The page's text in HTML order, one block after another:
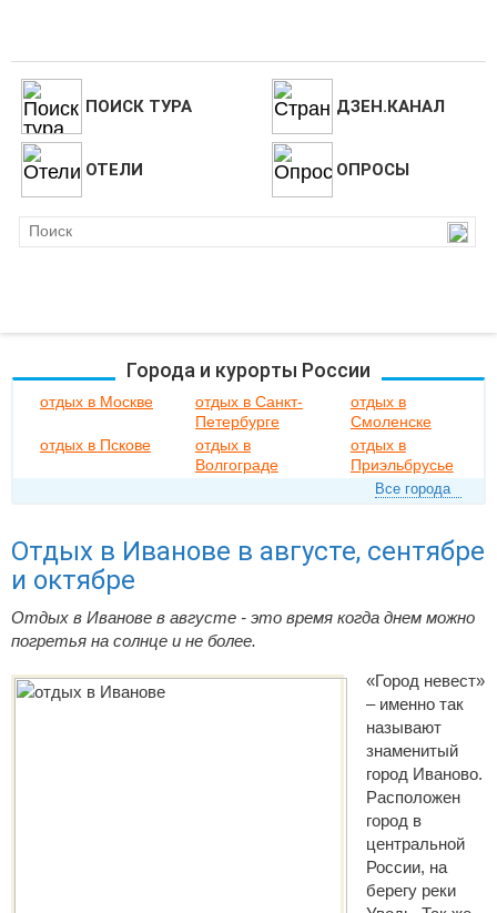
ПОИСК ТУРА ДЗЕН.КАНАЛ
ОТЕЛИ ОПРОСЫ
Города и курорты России
отдых в Москве
отдых в Санкт-
Петербурге
отдых в
Смоленске
отдых в Пскове
отдых в
Волгограде
отдых в
Приэльбрусье
Все города
Отдых в Иванове в августе, сентябре
и октябре
Отдых в Иванове в августе - это время когда днем можно
погретья на солнце и не более.
«Город невест»
‒ именно так
называют
знаменитый
город Иваново.
Расположен
город в
центральной
России, на
берегу реки